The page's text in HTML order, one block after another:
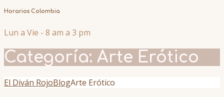
Horarios Colombia
Lun a Vie - 8 am a 3 pm
Categoría: Arte Erótico
El Diván RojoBlogArte Erótico